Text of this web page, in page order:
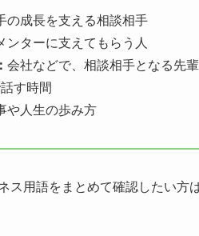
の成長を支える相談相手
ンターに支えてもらう人
会社などで、相談相手となる先
す時間
や人生の歩み方
ス用語をまとめて確認したい方は